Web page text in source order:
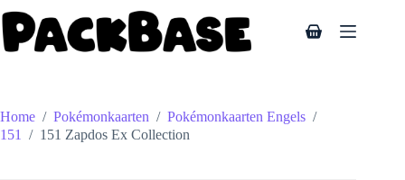
naar
de
inhoud
Winkelwagen
Home / Pokémonkaarten / Pokémonkaarten Engels /
151
/ 151 Zapdos Ex Collection